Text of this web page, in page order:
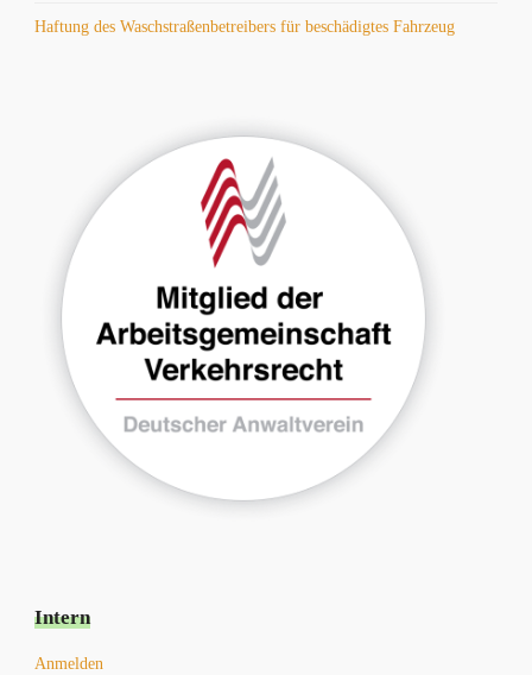
Haftung des Waschstraßenbetreibers für beschädigtes Fahrzeug
Intern
Anmelden